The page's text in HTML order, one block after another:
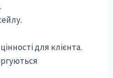
для клієнта.